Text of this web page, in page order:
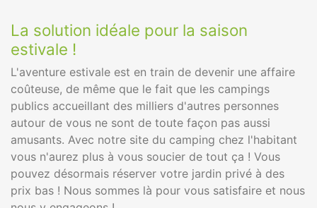
La solution idéale pour la saison
estivale !
L'aventure estivale est en train de devenir une affaire
coûteuse, de même que le fait que les campings
publics accueillant des milliers d'autres personnes
autour de vous ne sont de toute façon pas aussi
amusants. Avec notre site du camping chez l'habitant
vous n'aurez plus à vous soucier de tout ça ! Vous
pouvez désormais réserver votre jardin privé à des
prix bas ! Nous sommes là pour vous satisfaire et nous